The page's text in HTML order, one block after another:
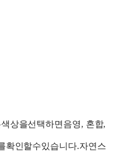
색상을선택하면 음영, 혼합,
확인할수있습니다.자연스